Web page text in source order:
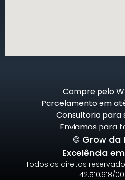
Compre pelo
Parcelamento em
Consultoria para
Enviamos para
© Grow da
Excelência
Todos os direitos
42.510.618/